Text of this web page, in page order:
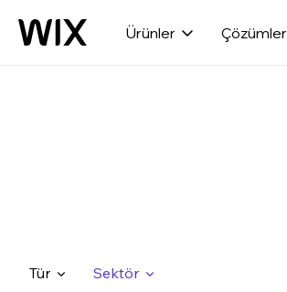
Ürünler Çözümler
Tür Sektör